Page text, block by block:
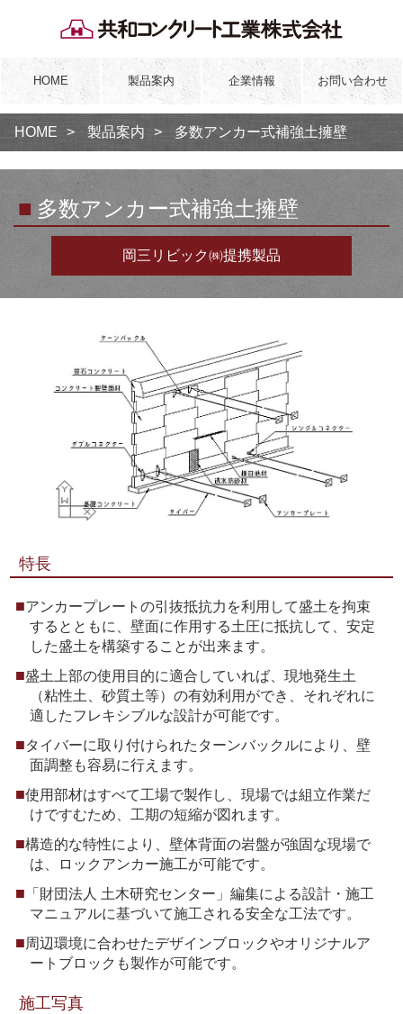
HOME 製品案内 企業情報 お問い合わせ
HOME 製品案内 多数アンカー式補強土擁壁
■ 多数アンカー式補強土擁壁
岡三リビック㈱提携製品
特長
アンカープレートの引抜抵抗力を利用して盛土を拘束
するとともに、壁面に作用する土圧に抵抗して、安定
した盛土を構築することが出来ます。
盛土上部の使用目的に適合していれば、現地発生土
（粘性土、砂質土等）の有効利用ができ、それぞれに
適したフレキシブルな設計が可能です。
タイバーに取り付けられたターンバックルにより、壁
面調整も容易に行えます。
使用部材はすべて工場で製作し、現場では組立作業だ
けですむため、工期の短縮が図れます。
構造的な特性により、壁体背面の岩盤が強固な現場で
は、ロックアンカー施工が可能です。
「財団法人 土木研究センター」編集による設計・施工
マニュアルに基づいて施工される安全な工法です。
周辺環境に合わせたデザインブロックやオリジナルア
ートブロックも製作が可能です。
施工写真